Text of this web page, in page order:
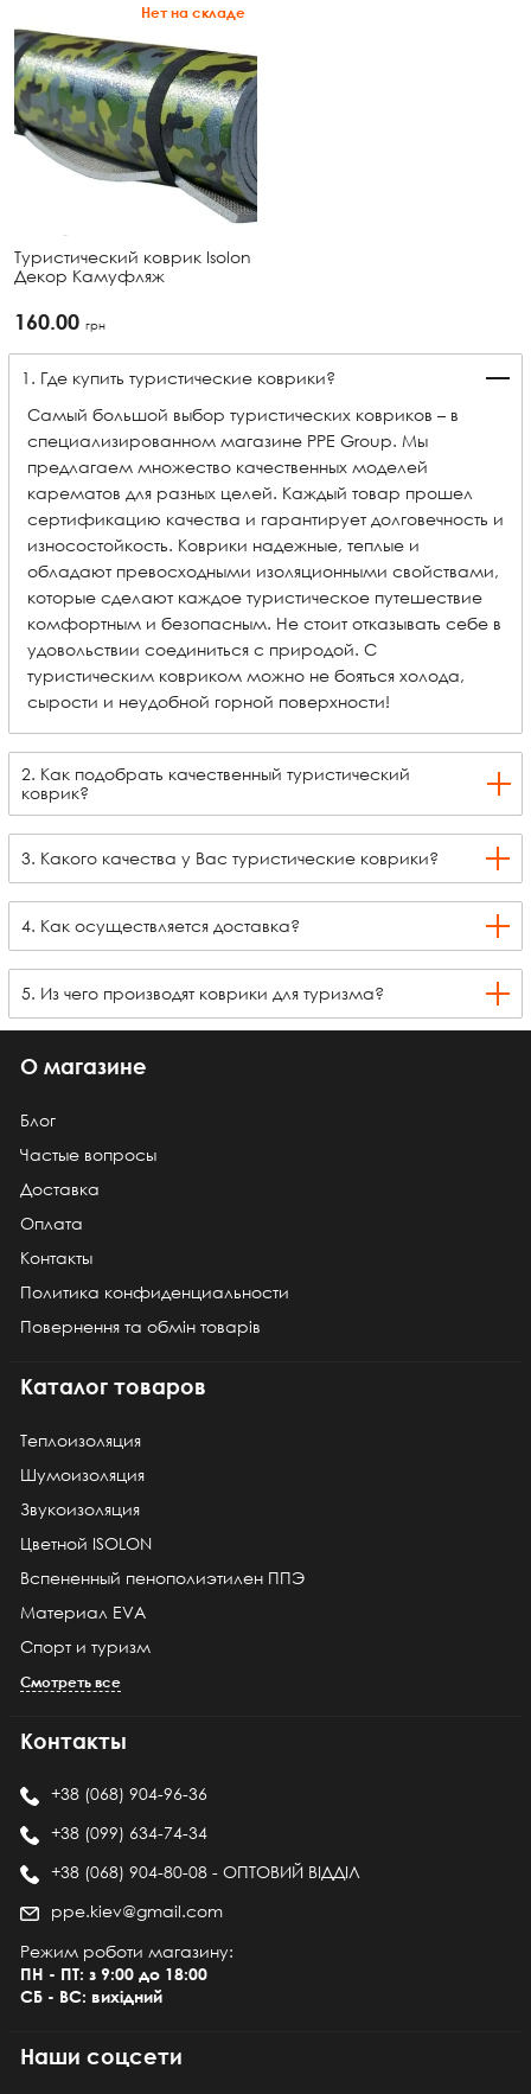
Нет на складе
Туристический коврик Isolon
Декор Камуфляж
160.00 грн
1. Где купить туристические коврики?
Самый большой выбор туристических ковриков – в
специализированном магазине PPE Group. Мы
предлагаем множество качественных моделей
карематов для разных целей. Каждый товар прошел
сертификацию качества и гарантирует долговечность и
износостойкость. Коврики надежные, теплые и
обладают превосходными изоляционными свойствами,
которые сделают каждое туристическое путешествие
комфортным и безопасным. Не стоит отказывать себе в
удовольствии соединиться с природой. С
туристическим ковриком можно не бояться холода,
сырости и неудобной горной поверхности!
2. Как подобрать качественный туристический
коврик?
3. Какого качества у Вас туристические коврики?
4. Как осуществляется доставка?
5. Из чего производят коврики для туризма?
О магазине
Блог
Частые вопросы
Доставка
Оплата
Контакты
Политика конфиденциальности
Повернення та обмін товарів
Каталог товаров
Теплоизоляция
Шумоизоляция
Звукоизоляция
Цветной ISOLON
Вспененный пенополиэтилен ППЭ
Материал EVA
Спорт и туризм
Смотреть все
Контакты
+38 (068) 904-96-36
+38 (099) 634-74-34
+38 (068) 904-80-08 - ОПТОВИЙ ВІДДІЛ
ppe.kiev@gmail.com
Режим роботи магазину:
ПН - ПТ: з 9:00 до 18:00
СБ - ВС: вихідний
Наши соцсети